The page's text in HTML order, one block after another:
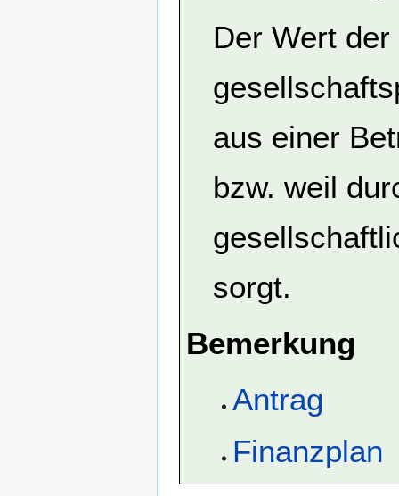
Der Wert
aus einer
bzw. weil
sorgt.
Bemerkung
Antrag
Finanzplan